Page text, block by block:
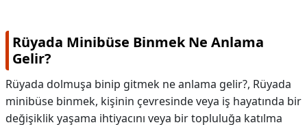
Rüyada Minibüse Binmek Ne Anlama
Gelir?
Rüyada dolmuşa binip gitmek ne anlama gelir?, Rüyada
minibüse binmek, kişinin çevresinde veya iş hayatında bir
değişiklik yaşama ihtiyacını veya bir topluluğa katılma